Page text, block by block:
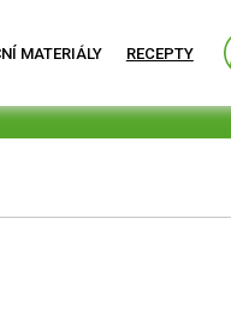
MATERIÁLY RECEPTY